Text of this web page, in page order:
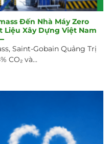
Đến Nhà Máy Zero
Liệu Xây Dựng Việt Nam
Saint-Gobain Quảng Trị
CO₂ và...